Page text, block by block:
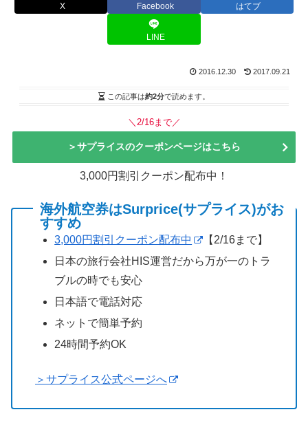
X Facebook はてブ
LINE
2016.12.30 2017.09.21
この記事は約2分で読めます。
＼2/16まで／
＞サプライスのクーポンページはこちら
3,000円割引クーポン配布中！
海外航空券はSurprice(サプライス)がお
すすめ
3,000円割引クーポン配布中
【2/16まで】
日本の旅行会社HIS運営だから万が一のトラ
ブルの時でも安心
日本語で電話対応
ネットで簡単予約
24時間予約OK
＞サプライス公式ページへ